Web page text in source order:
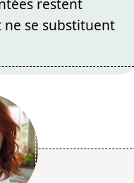
se substituent